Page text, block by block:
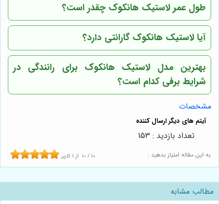
طول عمر لاستیک هانکوک چقدر است؟
آیا لاستیک هانکوک گارانتی دارد؟
بهترین مدل لاستیک هانکوک برای رانندگی در
شرایط برفی کدام است؟
مشخصات
به این مقاله امتیاز بدهید : 10 / 10 از 1 کاربر
تعداد بازدید : 153
مطالب مشابه